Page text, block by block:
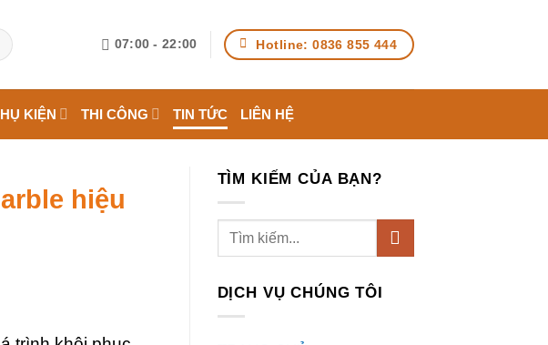
07:00 - 22:00 Hotline: 0836 855 444
KIỆN THI CÔNG TIN TỨC LIÊN HỆ
hiệu
TÌM KIẾM CỦA BẠN?
DỊCH VỤ CHÚNG TÔI